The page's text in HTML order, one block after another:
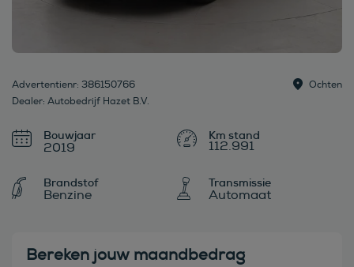
Advertentienr: 386150766
Dealer: Autobedrijf Hazet B.V.
Ochten
Bouwjaar
2019 112.991
Brandstof
Benzine
Transmissie
Automaat
Bereken jouw maandbedrag